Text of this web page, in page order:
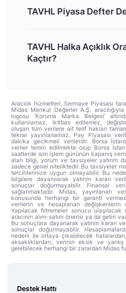
TAVHL Piyasa Defter
TAVHL Halka Açıklık
Kaçtır?
Aracılık hizmetleri, Sermaye Piyasası
Midas Menkul Değerler A.Ş.
logosu ‘Koruma Marka Belgesi’
kullanılamaz, iktibas edilemez,
oluşan tüm verilere ait telif hakları
tekrar yayınlanamaz. Pay Piyasası
dakika gecikmeli verilerdir. Borsa
veriler temin edilmekte olup Borsa
saatlerde son işlem gününün kapanış
alan bilgi, yorum ve tavsiyeler yatırım
sadece genel niteliktedir. Bu tavsiyeler
tercihlerinize uygun olmayabilir. Bu
bilgilere dayanılarak yatırım kararı
sonuçlar doğurmayabilir. Finansal
sağlanmaktadır. Midas, yayınlanan
konusunda herhangi bir garanti
verilerin ve hesaplanan değişkenlerin
Yapılacak filtremeler sonucu ulaşılacak
aracının alım-satım önerisi ya da getiri
Bu sonuçlara dayanarak yatırım kararı
sonuçlar doğurmayabilir.
nedeni ile ortaya çıkabilecek
aksaklıklardan, verinin eksik ve yanlış
gelebilecek herhangi bir zarardan Midas
Destek Hattı